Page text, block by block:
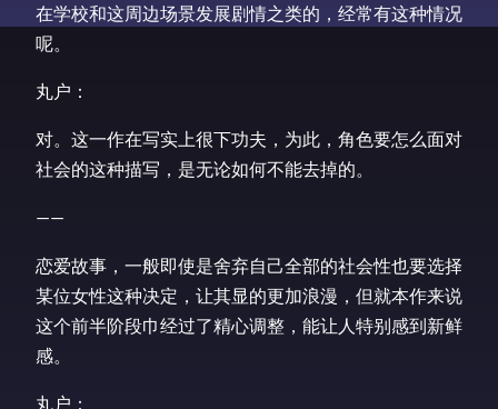
在学校和这周边场景发展剧情之类的，经常有这种情况
呢。
丸户：
对。这一作在写实上很下功夫，为此，角色要怎么面对
社会的这种描写，是无论如何不能去掉的。
——
恋爱故事，一般即使是舍弃自己全部的社会性也要选择
某位女性这种决定，让其显的更加浪漫，但就本作来说
这个前半阶段巾经过了精心调整，能让人特别感到新鲜
感。
丸户：